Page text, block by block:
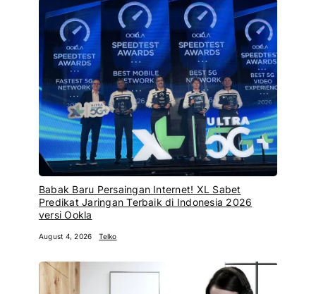
Babak Baru Persaingan Internet! XL Sabet
Predikat Jaringan Terbaik di Indonesia 2026
versi Ookla
August 4, 2026 Telko